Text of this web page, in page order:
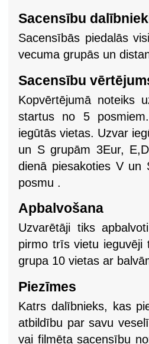
Sacensību
Sacensībās piedalās
vecuma grupās un
Sacensību
Kopvērtējumā noteiks
startus no 5
iegūtās vietas. Uzvar
un S grupām 3Eur,
dienā piesakoties V un
posmu .
Apbalvošana
Uzvarētāji tiks
pirmo trīs vietu
grupa 10 vietas ar
Piezīmes
Katrs dalībnieks, kas
atbildību par savu
vai filmēta sacensību